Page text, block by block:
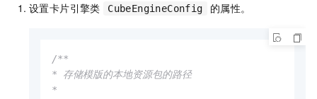
设置卡片引擎类 CubeEngineConfig 的属性。
/**
* 存储模版的本地资源包的路径
*